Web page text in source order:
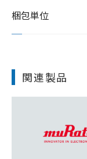
梱包単位
関連製品